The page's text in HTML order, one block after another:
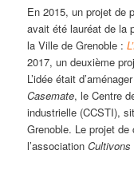
En 2015, un projet de
avait été lauréat de la
la Ville de Grenoble :
2017, un deuxième
L’idée était
Casemate, le Centre
industrielle (CCSTI),
Grenoble. Le projet
l’association